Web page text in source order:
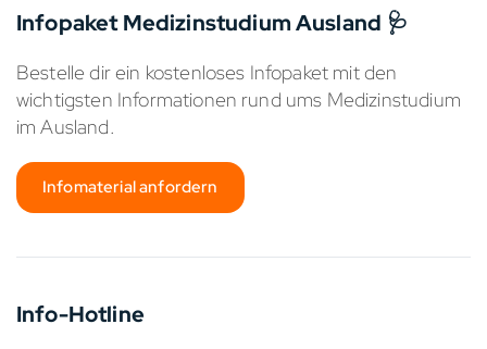
Infopaket Medizinstudium Ausland 🩺
Bestelle dir ein kostenloses Infopaket mit den
wichtigsten Informationen rund ums Medizinstudium
im Ausland.
Infomaterial anfordern
Info-Hotline